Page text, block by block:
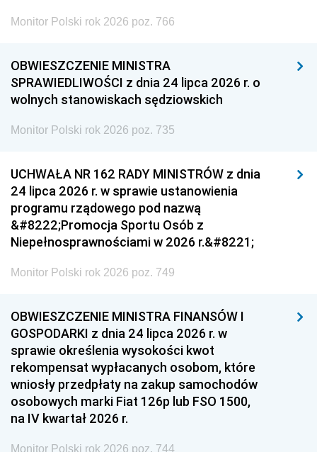
Monitor Polski rok 2026 poz. 766
OBWIESZCZENIE MINISTRA
SPRAWIEDLIWOŚCI z dnia 24 lipca 2026 r. o
wolnych stanowiskach sędziowskich
Monitor Polski rok 2026 poz. 735
UCHWAŁA NR 162 RADY MINISTRÓW z dnia
24 lipca 2026 r. w sprawie ustanowienia
programu rządowego pod nazwą
&#8222;Promocja Sportu Osób z
Niepełnosprawnościami w 2026 r.&#8221;
Monitor Polski rok 2026 poz. 749
OBWIESZCZENIE MINISTRA FINANSÓW I
GOSPODARKI z dnia 24 lipca 2026 r. w
sprawie określenia wysokości kwot
rekompensat wypłacanych osobom, które
wniosły przedpłaty na zakup samochodów
osobowych marki Fiat 126p lub FSO 1500,
na IV kwartał 2026 r.
Monitor Polski rok 2026 poz. 744